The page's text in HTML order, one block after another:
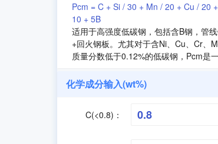
Pcm = C + Si / 30 + Mn / 20 + Cu / 20
10 + 5B
适用于高强度低碳钢，包括含B钢，管
+回火钢板。尤其对于含Ni、Cu、Cr、
质量分数低于0.12%的低碳钢，Pcm是
化学成分输入(wt%)
C(<0.8)：